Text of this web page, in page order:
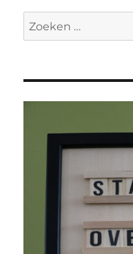
Zoeken
naar: